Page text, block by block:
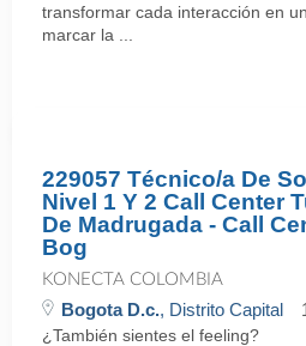
transformar cada interacción en
marcar la ...
229057 Técnico/a De
Nivel 1 Y 2 Call Center
De Madrugada - Call
Bog
KONECTA COLOMBIA
Bogota D.c., Distrito Capital
¿También sientes el feeling?